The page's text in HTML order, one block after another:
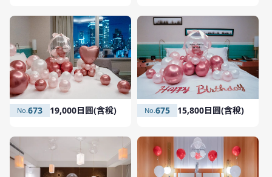
675 15,800日圓(含稅)
673 19,000日圓(含稅)